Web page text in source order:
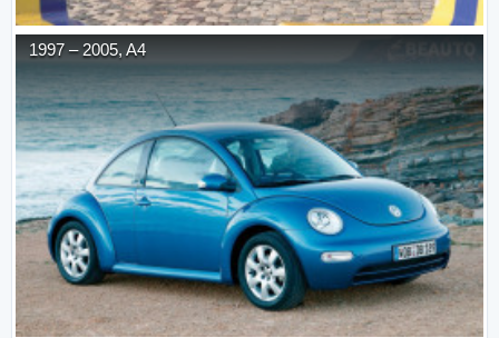
1997 – 2005, A4